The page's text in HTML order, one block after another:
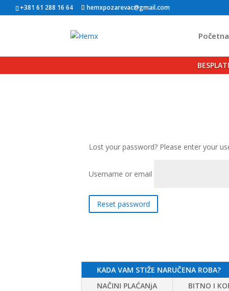
+381 61 288 16 64 hemxpozarevac@gmail.com
Početna
Lost your password? Please enter your
Username or email
Reset password
KADA VAM STIŽE NARUČENA ROBA?
NAČINI PLAĆANjA
BITNO I